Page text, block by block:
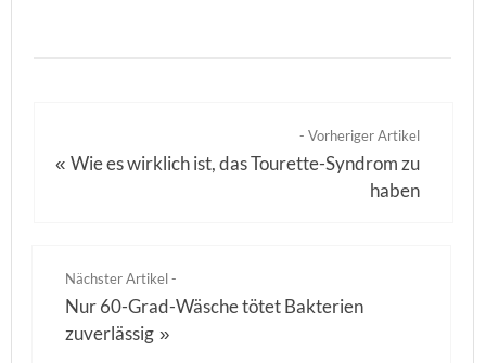
- Vorheriger Artikel
«Wie es wirklich ist, das Tourette-Syndrom zu
haben
Nächster Artikel -
Nur 60-Grad-Wäsche tötet Bakterien
zuverlässig »